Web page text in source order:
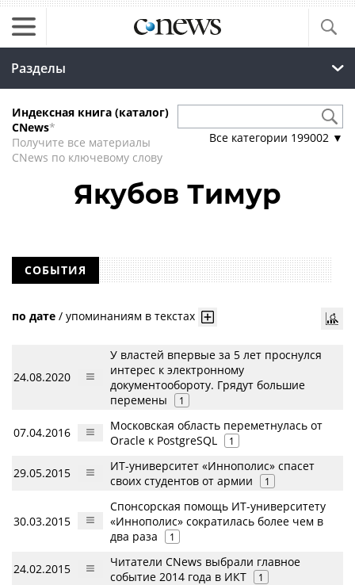
Разделы
Индексная книга (каталог)
CNews*
Получите все материалы
CNews по ключевому слову
Все категории 199002 ▼
Якубов Тимур
СОБЫТИЯ
по дате / упоминаниям в текстах
24.08.2020
У властей впервые за 5 лет проснулся
интерес к электронному
документообороту. Грядут большие
перемены
1
07.04.2016
Московская область переметнулась от
Oracle к PostgreSQL
1
29.05.2015
ИТ-университет «Иннополис» спасет
своих студентов от армии
1
30.03.2015
Спонсорская помощь ИТ-университету
«Иннополис» сократилась более чем в
два раза
1
24.02.2015
Читатели CNews выбрали главное
событие 2014 года в ИКТ
1